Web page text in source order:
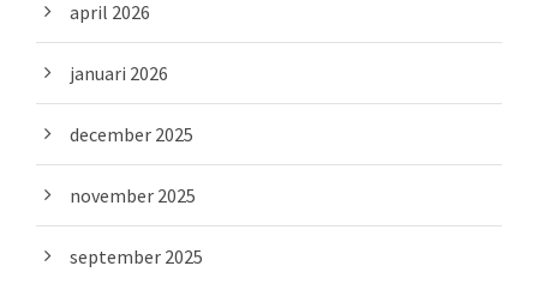
april 2026
januari 2026
december 2025
november 2025
september 2025